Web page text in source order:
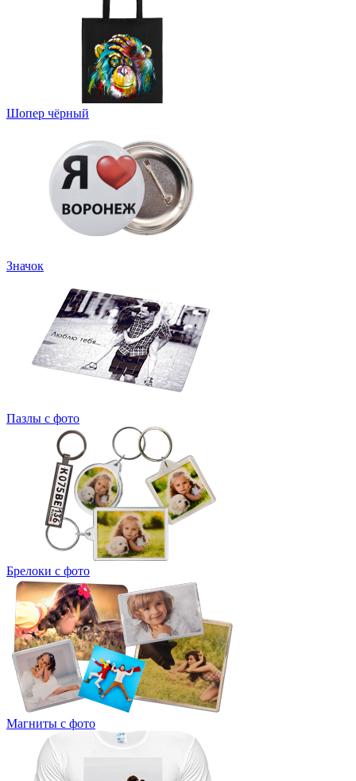
Шопер чёрный
Значок
Пазлы с фото
Брелоки с фото
Магниты с фото